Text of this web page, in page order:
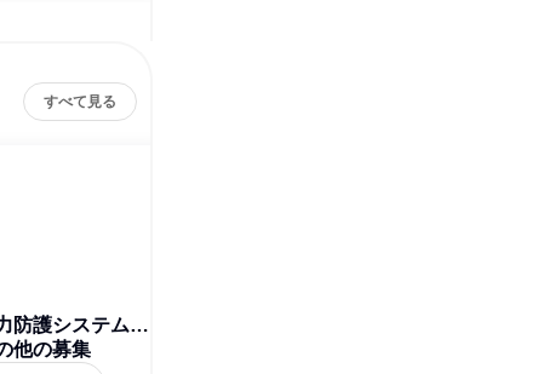
すべて見る
防護システム株
式会社
他の募集